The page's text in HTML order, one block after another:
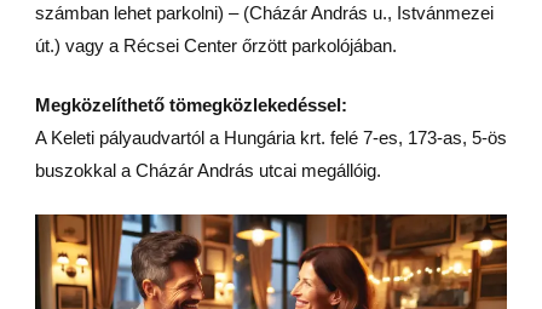
számban lehet parkolni) – (Cházár András u., Istvánmezei
út.) vagy a Récsei Center őrzött parkolójában.
Megközelíthető tömegközlekedéssel:
A Keleti pályaudvartól a Hungária krt. felé 7-es, 173-as, 5-ös
buszokkal a Cházár András utcai megállóig.